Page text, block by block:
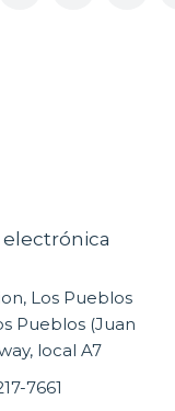
electrónica
Los Pueblos
Pueblos (Juan
local A7
7661